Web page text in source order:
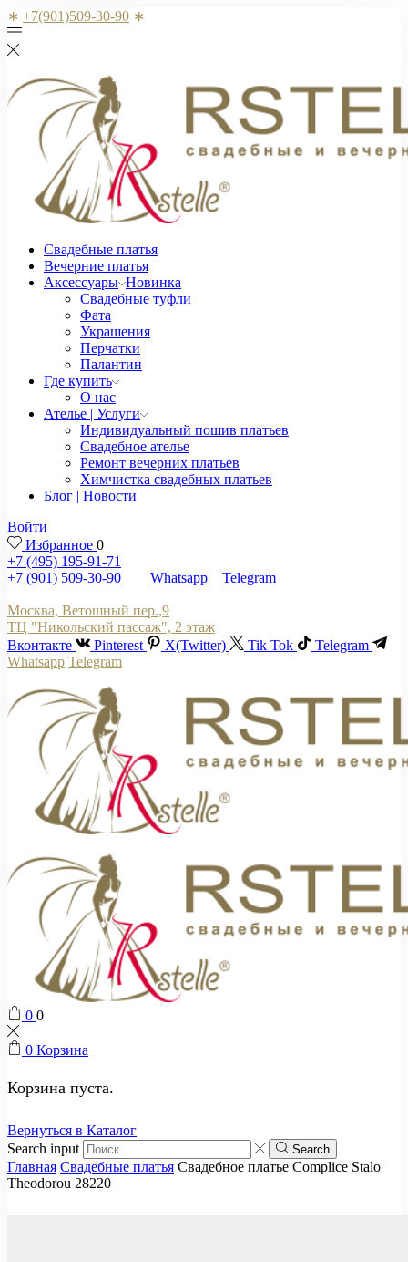
∗ +7(901)509-30-90 ∗
Свадебные платья
Вечерние платья
Аксессуары Новинка
Свадебные туфли
Фата
Украшения
Перчатки
Палантин
Где купить
О нас
Ателье | Услуги
Индивидуальный пошив платьев
Свадебное ателье
Ремонт вечерних платьев
Химчистка свадебных платьев
Блог | Новости
Войти
Избранное 0
+7 (495) 195-91-71
+7 (901) 509-30-90
Whatsapp Telegram
Москва, Ветошный пер.,9
ТЦ "Никольский пассаж", 2 этаж
Вконтакте
Pinterest X(Twitter) Tik Tok
Telegram
Whatsapp Telegram
0 0
0 Корзина
Корзина пуста.
Вернуться в Каталог
Search input
Search
Главная Свадебные платья Свадебное платье Complice Stalo
Theodorou 28220